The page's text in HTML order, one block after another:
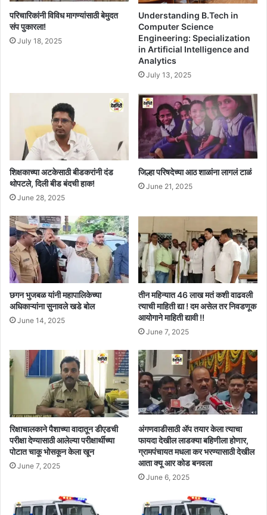
परिचारिकांनी विविध मागण्यांसाठी बेमुदत
संप पुकारला!
July 18, 2025
Understanding B.Tech in
Computer Science
Engineering: Specialization
in Artificial Intelligence and
Analytics
July 13, 2025
शिक्षकाच्या अटकेसाठी बीडकरांनी दंड
थोपटले, दिली बीड बंदची हाक!
June 28, 2025
जिल्हा परिषदेच्या आठ शाळांना लागलं टाळं
June 21, 2025
छगन भुजबळ यांनी महापालिकेच्या
अधिकाऱ्यांना सुनावले खडे बोल
June 14, 2025
तीन महिन्यात 46 लाख मतं कशी वाढवली
त्याची माहिती द्या ! दम असेल तर निवडणूक
आयोगाने माहिती द्यावी !!
June 7, 2025
रिक्षाचालकाने पैशाच्या वादातून डीएडची
परीक्षा देण्यासाठी आलेल्या परीक्षार्थीच्या
पोटात चाकू भोसकून केला खून
June 7, 2025
अंगणवाडीसाठी ॲप तयार केला त्याचा
फायदा देखील लाडक्या बहिणीला होणार,
ग्रामपंचायत मधला कर भरण्यासाठी देखील
आता क्यू आर कोड बनवला
June 6, 2025